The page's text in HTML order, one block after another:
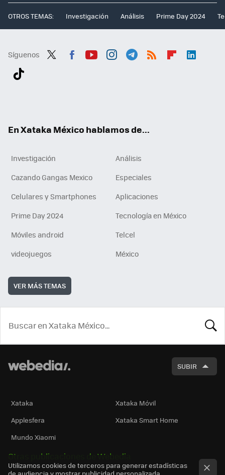
OTROS TEMAS: Investigación Análisis Prime Day 2024
Síguenos
En Xataka México hablamos de...
Investigación
Análisis
Cazando Gangas Mexico
Especiales
Celulares y Smartphones
Aplicaciones
Prime Day 2024
Tecnología en México
Móviles android
Telcel
videojuegos
México
VER MÁS TEMAS
SUBIR
Xataka
Xataka Móvil
Applesfera
Xataka Smart Home
Mundo Xiaomi
Otras publicaciones de Webedia
Utilizamos cookies de terceros para generar estadísticas